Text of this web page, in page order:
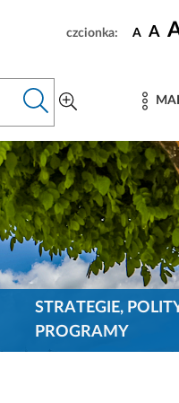
czcionka: A A
STRATEGIE,
PROGRAMY